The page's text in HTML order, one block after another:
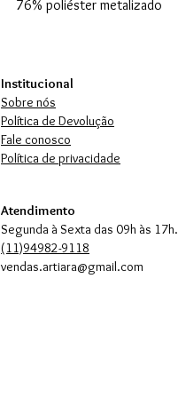
76% poliéster metalizado
Institucional
Sobre nós
Política de Devolução
Fale conosco
Política de privacidade
Atendimento
Segunda à Sexta das 09h às 17h.
(11)94982-9118
vendas.artiara@gmail.com